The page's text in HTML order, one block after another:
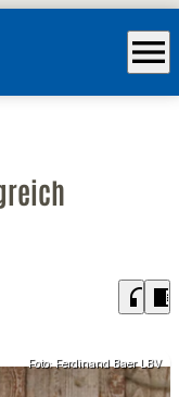
menu
headphones chrome_reader_mode
Foto: Ferdinand Baer LBV